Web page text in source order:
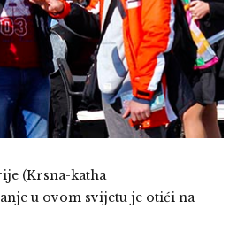
(Krsna-katha
u ovom svijetu je otići na